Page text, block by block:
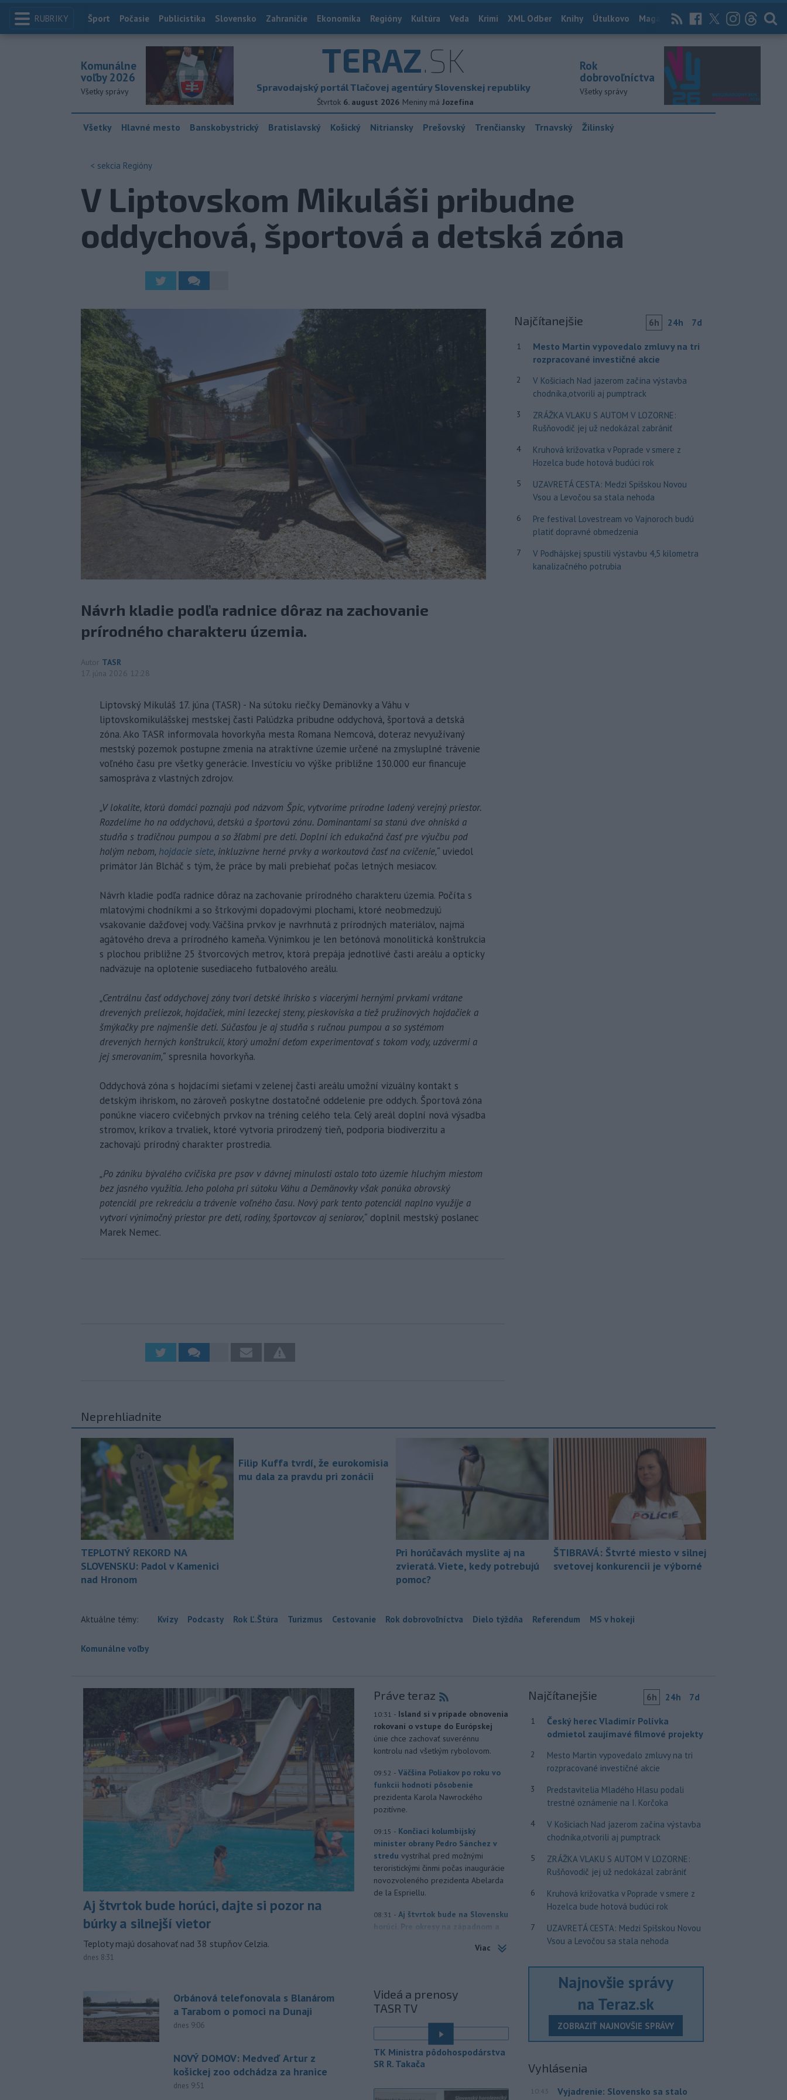
RUBRIKY Index
Šport Počasie Publicistika Slovensko Zahraničie Ekonomika Regióny Kultúra Veda Krimi XML Odber Knihy Útulkovo Magazín News Now Archív
TERAZ.SK
Spravodajský portál Tlačovej agentúry Slovenskej republiky
Štvrtok 6. august 2026 Meniny má Jozefína
Komunálne
voľby 2026
Všetky správy
Rok
dobrovoľníctva
Všetky správy
Všetky Hlavné mesto Banskobystrický Bratislavský Košický Nitriansky Prešovský Trenčiansky Trnavský Žilinský
< sekcia Regióny
V Liptovskom Mikuláši pribudne
oddychová, športová a detská zóna
Návrh kladie podľa radnice dôraz na zachovanie
prírodného charakteru územia.
Autor TASR
17. júna 2026 12:28
Liptovský Mikuláš 17. júna (TASR) - Na sútoku riečky Demänovky a Váhu v
liptovskomikulášskej mestskej časti Palúdzka pribudne oddychová, športová a detská
zóna. Ako TASR informovala hovorkyňa mesta Romana Nemcová, doteraz nevyužívaný
mestský pozemok postupne zmenia na atraktívne územie určené na zmysluplné trávenie
voľného času pre všetky generácie. Investíciu vo výške približne 130.000 eur financuje
samospráva z vlastných zdrojov.
„V lokalite, ktorú domáci poznajú pod názvom Špic, vytvoríme prírodne ladený verejný priestor.
Rozdelíme ho na oddychovú, detskú a športovú zónu. Dominantami sa stanú dve ohniská a
studňa s tradičnou pumpou a so žľabmi pre deti. Doplní ich edukačná časť pre výučbu pod
holým nebom, hojdacie siete, inkluzívne herné prvky a workoutová časť na cvičenie,“ uviedol
primátor Ján Blcháč s tým, že práce by mali prebiehať počas letných mesiacov.
Návrh kladie podľa radnice dôraz na zachovanie prírodného charakteru územia. Počíta s
mlatovými chodníkmi a so štrkovými dopadovými plochami, ktoré neobmedzujú
vsakovanie dažďovej vody. Väčšina prvkov je navrhnutá z prírodných materiálov, najmä
agátového dreva a prírodného kameňa. Výnimkou je len betónová monolitická konštrukcia
s plochou približne 25 štvorcových metrov, ktorá prepája jednotlivé časti areálu a opticky
nadväzuje na oplotenie susediaceho futbalového areálu.
„Centrálnu časť oddychovej zóny tvorí detské ihrisko s viacerými hernými prvkami vrátane
drevených preliezok, hojdačiek, mini lezeckej steny, pieskoviska a tiež pružinových hojdačiek a
šmýkačky pre najmenšie deti. Súčasťou je aj studňa s ručnou pumpou a so systémom
drevených herných konštrukcií, ktorý umožní deťom experimentovať s tokom vody, uzávermi a
jej smerovaním,“ spresnila hovorkyňa.
Oddychová zóna s hojdacími sieťami v zelenej časti areálu umožní vizuálny kontakt s
detským ihriskom, no zároveň poskytne dostatočné oddelenie pre oddych. Športová zóna
ponúkne viacero cvičebných prvkov na tréning celého tela. Celý areál doplní nová výsadba
stromov, kríkov a trvaliek, ktoré vytvoria prirodzený tieň, podporia biodiverzitu a
zachovajú prírodný charakter prostredia.
„Po zániku bývalého cvičiska pre psov v dávnej minulosti ostalo toto územie hluchým miestom
bez jasného využitia. Jeho poloha pri sútoku Váhu a Demänovky však ponúka obrovský
potenciál pre rekreáciu a trávenie voľného času. Nový park tento potenciál naplno využije a
vytvorí výnimočný priestor pre deti, rodiny, športovcov aj seniorov,“ doplnil mestský poslanec
Marek Nemec.
Najčítanejšie 6h 24h 7d
1
Mesto Martin vypovedalo zmluvy na tri
rozpracované investičné akcie
2
V Košiciach Nad jazerom začína výstavba
chodníka,otvorili aj pumptrack
3
ZRÁŽKA VLAKU S AUTOM V LOZORNE:
Rušňovodič jej už nedokázal zabrániť
4
Kruhová križovatka v Poprade v smere z
Hozelca bude hotová budúci rok
5
UZAVRETÁ CESTA: Medzi Spišskou Novou
Vsou a Levočou sa stala nehoda
6
Pre festival Lovestream vo Vajnoroch budú
platiť dopravné obmedzenia
7
V Podhájskej spustili výstavbu 4,5 kilometra
kanalizačného potrubia
Neprehliadnite
TEPLOTNÝ REKORD NA
SLOVENSKU: Padol v Kamenici
nad Hronom
Filip Kuffa tvrdí, že eurokomisia
mu dala za pravdu pri zonácii
Pri horúčavách myslite aj na
zvieratá. Viete, kedy potrebujú
pomoc?
ŠTIBRAVÁ: Štvrté miesto v silnej
svetovej konkurencii je výborné
Aktuálne témy: Kvízy Podcasty Rok Ľ.Štúra Turizmus Cestovanie Rok dobrovoľníctva Dielo týždňa Referendum MS v hokeji
Komunálne voľby
Aj štvrtok bude horúci, dajte si pozor na
búrky a silnejší vietor
Teploty majú dosahovať nad 38 stupňov Celzia.
dnes 8:31
Orbánová telefonovala s Blanárom
a Tarabom o pomoci na Dunaji
dnes 9:06
NOVÝ DOMOV: Medveď Artur z
košickej zoo odchádza za hranice
dnes 9:51
Práve teraz
10:31 - Island si v prípade obnovenia
rokovaní o vstupe do Európskej
únie chce zachovať suverénnu
kontrolu nad všetkým rybolovom.
09:52 - Väčšina Poliakov po roku vo
funkcii hodnotí pôsobenie
prezidenta Karola Nawrockého
pozitívne.
09:15 - Končiaci kolumbijský
minister obrany Pedro Sánchez v
stredu vystríhal pred možnými
teroristickými činmi počas inaugurácie
novozvoleného prezidenta Abelarda
de la Espriellu.
08:31 - Aj štvrtok bude na Slovensku
horúci. Pre okresy na západnom a
strede a na východe krajiny vydal
vysokými teplotami.
07:18 - V roku 2025 okolo 16,5
percenta ľudí vo veku 16 rokov a
členských krajinách Európskej
únie (EÚ) denne užívalo tabak a s ním
súvisiace výrobky.
futbalovej federácie (FIFA) sa
Viac
Videá a prenosy
TASR TV
TK Ministra pôdohospodárstva
SR R. Takača
Najčítanejšie 6h 24h 7d
1
Český herec Vladimír Polívka
odmietol zaujímavé filmové projekty
2
Mesto Martin vypovedalo zmluvy na tri
rozpracované investičné akcie
3
Predstavitelia Mladého Hlasu podali
trestné oznámenie na I. Korčoka
4
V Košiciach Nad jazerom začína výstavba
chodníka,otvorili aj pumptrack
5
ZRÁŽKA VLAKU S AUTOM V LOZORNE:
Rušňovodič jej už nedokázal zabrániť
6
Kruhová križovatka v Poprade v smere z
Hozelca bude hotová budúci rok
7
UZAVRETÁ CESTA: Medzi Spišskou Novou
Vsou a Levočou sa stala nehoda
Najnovšie správy
na Teraz.sk
ZOBRAZIŤ NAJNOVŠIE SPRÁVY
Vyhlásenia
10:43
Vyjadrenie: Slovensko sa stalo